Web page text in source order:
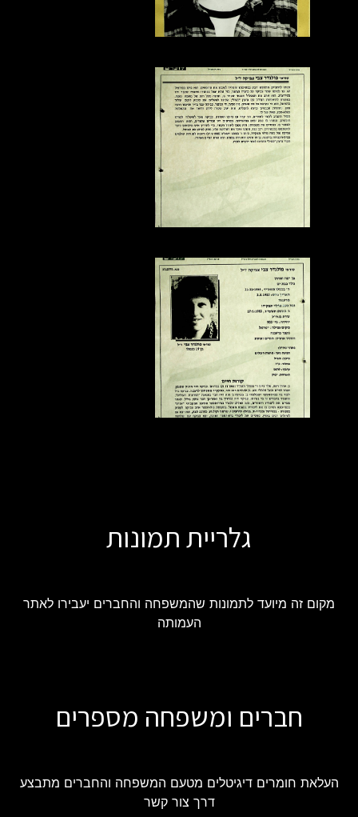
גלריית תמונות
מקום זה מיועד לתמונות שהמשפחה והחברים יעבירו לאתר
העמותה
חברים ומשפחה מספרים
העלאת חומרים דיגיטלים מטעם המשפחה והחברים מתבצע
דרך צור קשר